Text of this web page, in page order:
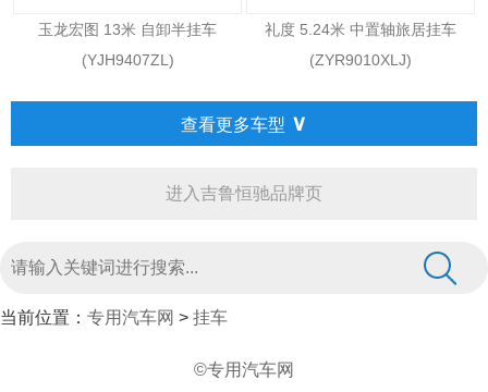
玉龙宏图 13米 自卸半挂车
(YJH9407ZL)
礼度 5.24米 中置轴旅居挂车
(ZYR9010XLJ)
查看更多车型 ∨
进入吉鲁恒驰品牌页
当前位置： 专用汽车网 > 挂车
©专用汽车网